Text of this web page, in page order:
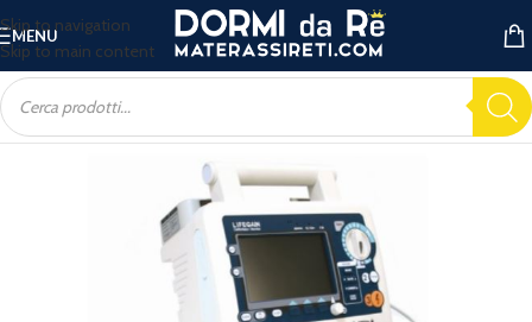
Skip to navigation
Skip to main content
MENU